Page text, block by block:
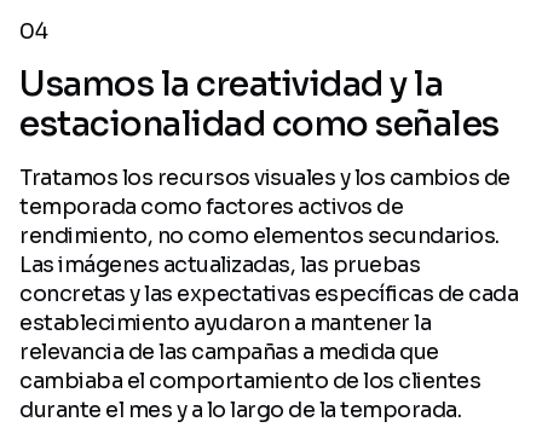
04
Usamos la creatividad y la
estacionalidad como señales
Tratamos los recursos visuales y los cambios de
temporada como factores activos de
rendimiento, no como elementos secundarios.
Las imágenes actualizadas, las pruebas
concretas y las expectativas específicas de cada
establecimiento ayudaron a mantener la
relevancia de las campañas a medida que
cambiaba el comportamiento de los clientes
durante el mes y a lo largo de la temporada.